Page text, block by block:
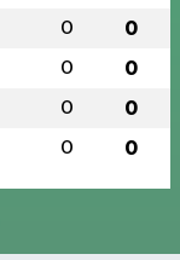
0 0
0 0
0 0
0 0